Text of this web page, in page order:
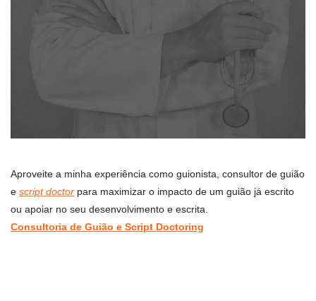
Aproveite a minha experiência como guionista, consultor de guião
e script doctor para maximizar o impacto de um guião já escrito
ou apoiar no seu desenvolvimento e escrita.
Consultoria de Guião e Script Doctoring